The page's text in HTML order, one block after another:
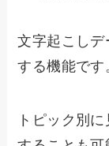
文字起こし
する機能です
トピック別